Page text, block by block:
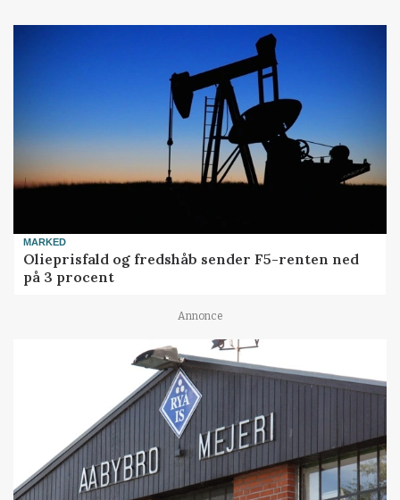
MARKED
Olieprisfald og fredshåb sender F5-renten ned
på 3 procent
Annonce